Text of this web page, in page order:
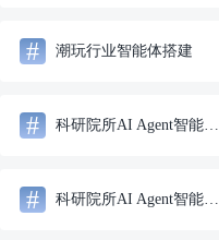
# 潮玩行业智能体搭建
# 科研院所AI Agent智能体解决方案
# 科研院所AI Agent智能体开发